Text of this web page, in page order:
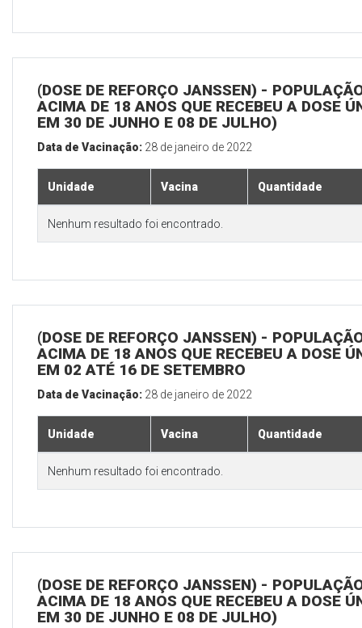
(DOSE DE REFORÇO JANSSEN) -
ACIMA DE 18 ANOS QUE RECEBEU A DOSE
EM 30 DE JUNHO E 08 DE JULHO)
Data de Vacinação: 28 de janeiro de 2022
Unidade Vacina Quantidade
Nenhum resultado foi encontrado.
(DOSE DE REFORÇO JANSSEN) -
ACIMA DE 18 ANOS QUE RECEBEU A DOSE
EM 02 ATÉ 16 DE SETEMBRO
Data de Vacinação: 28 de janeiro de 2022
Unidade Vacina Quantidade
Nenhum resultado foi encontrado.
(DOSE DE REFORÇO JANSSEN) -
ACIMA DE 18 ANOS QUE RECEBEU A DOSE
EM 30 DE JUNHO E 08 DE JULHO)